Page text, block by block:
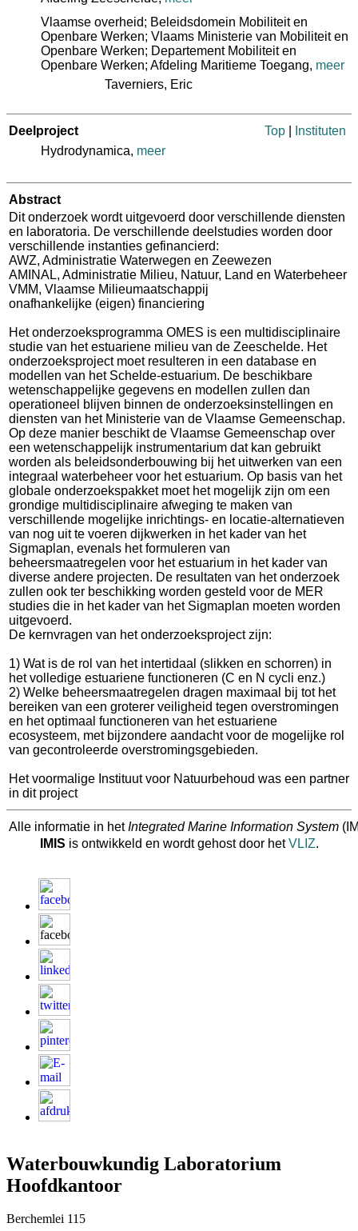
Vlaamse overheid; Beleidsdomein Mobiliteit en
Openbare Werken; Vlaams Ministerie van Mobiliteit en
Openbare Werken; Departement Mobiliteit en
Openbare Werken; Afdeling Maritieme Toegang, meer
Taverniers, Eric
Deelproject Top
Instituten
Hydrodynamica, meer
Abstract
Dit onderzoek wordt uitgevoerd door verschillende diensten
en laboratoria. De verschillende deelstudies worden door
verschillende instanties gefinancierd:
AWZ, Administratie Waterwegen en Zeewezen
AMINAL, Administratie Milieu, Natuur, Land en Waterbeheer
VMM, Vlaamse Milieumaatschappij
onafhankelijke (eigen) financiering
Het onderzoeksprogramma OMES is een multidisciplinaire
studie van het estuariene milieu van de Zeeschelde. Het
onderzoeksproject moet resulteren in een database en
modellen van het Schelde-estuarium. De beschikbare
wetenschappelijke gegevens en modellen zullen dan
operationeel blijven binnen de onderzoeksinstellingen en
diensten van het Ministerie van de Vlaamse Gemeenschap.
Op deze manier beschikt de Vlaamse Gemeenschap over
een wetenschappelijk instrumentarium dat kan gebruikt
worden als beleidsonderbouwing bij het uitwerken van een
integraal waterbeheer voor het estuarium. Op basis van het
globale onderzoekspakket moet het mogelijk zijn om een
grondige multidisciplinaire afweging te maken van
verschillende mogelijke inrichtings- en locatie-alternatieven
van nog uit te voeren dijkwerken in het kader van het
Sigmaplan, evenals het formuleren van
beheersmaatregelen voor het estuarium in het kader van
diverse andere projecten. De resultaten van het onderzoek
zullen ook ter beschikking worden gesteld voor de MER
studies die in het kader van het Sigmaplan moeten worden
uitgevoerd.
De kernvragen van het onderzoeksproject zijn:
1) Wat is de rol van het intertidaal (slikken en schorren) in
het volledige estuariene functioneren (C en N cycli enz.)
2) Welke beheersmaatregelen dragen maximaal bij tot het
bereiken van een groterer veiligheid tegen overstromingen
en het optimaal functioneren van het estuariene
ecosysteem, met bijzondere aandacht voor de mogelijke rol
van gecontroleerde overstromingsgebieden.
Het voormalige Instituut voor Natuurbehoud was een partner
in dit project
Alle informatie in hetIntegrated Marine Information System
IMIS is ontwikkeld en wordt gehost door hetVLIZ.
Waterbouwkundig Laboratorium
Hoofdkantoor
Berchemlei 115